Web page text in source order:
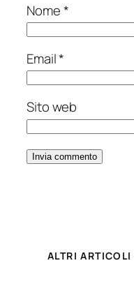
Nome*
Email*
Sito web
ALTRI ARTICOLI